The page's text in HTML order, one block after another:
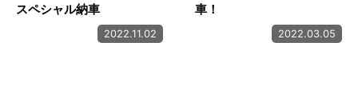
スペシャル納車
2022.11.02
車！
2022.03.05